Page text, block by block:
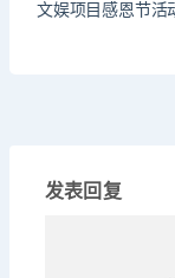
文娱项目感恩节活
发表回复